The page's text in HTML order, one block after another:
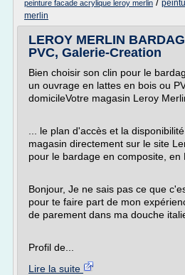
peinture facade acrylique leroy merlin
merlin
LEROY MERLIN
PVC, Galerie-Creation
Bien choisir son clin pour le
un ouvrage en lattes en bois ou
domicileVotre magasin Leroy
... le plan d'accès et la
magasin directement sur le site
pour le bardage en composite, en
Bonjour, Je ne sais pas ce que
pour te faire part de mon
de parement dans ma douche
Profil de...
Lire la suite